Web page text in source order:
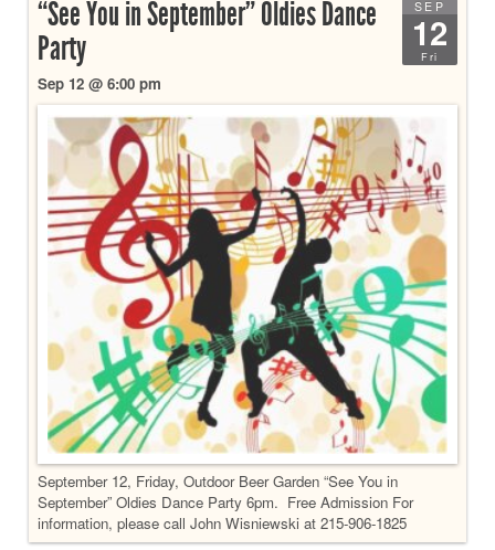
SEP
12
Fri
“See You in September” Oldies Dance
Party
Sep 12 @ 6:00 pm
September 12, Friday, Outdoor Beer Garden “See You in
September” Oldies Dance Party 6pm. Free Admission For
information, please call John Wisniewski at 215-906-1825